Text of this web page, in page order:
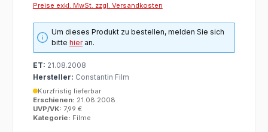
Preise exkl. MwSt. zzgl. Versandkosten
Um dieses Produkt zu bestellen, melden Sie sich
bittehieran.
ET: 21.08.2008
Hersteller: Constantin Film
Kurzfristig lieferbar
Erschienen: 21.08.2008
UVP/VK: 7,99 €
Kategorie: Filme